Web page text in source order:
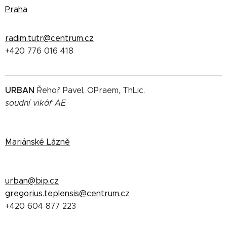
Praha
radim.tutr@centrum.cz
+420 776 016 418
URBAN Řehoř Pavel, OPraem, ThLic.
soudní vikář AE
Mariánské Lázně
urban@bip.cz
gregorius.teplensis@centrum.cz
+420 604 877 223